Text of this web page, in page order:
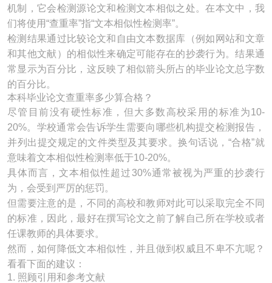
机制，它会检测源论文和检测文本相似之处。在本文中，我
们将使用“查重率”指“文本相似性检测率”。
检测结果通过比较论文和自由文本数据库（例如网站和文章
和其他文献）的相似性来确定可能存在的抄袭行为。结果通
常显示为百分比，这反映了相似箭头所占的毕业论文总字数
的百分比。
本科毕业论文查重率多少算合格？
尽管目前没有硬性标准，但大多数高校采用的标准为10-
20%。学校通常会告诉学生需要向哪些机构提交检测报告，
并列出提交规定的文件类型及其要求。换句话说，“合格”就
意味着文本相似性检测率低于10-20%。
具体而言，文本相似性超过30%通常被视为严重的抄袭行
为，会受到严厉的惩罚。
但需要注意的是，不同的高校和教师对此可以采取完全不同
的标准，因此，最好在撰写论文之前了解自己所在学校或者
任课教师的具体要求。
然而，如何降低文本相似性，并且做到权威且不卑不亢呢？
看看下面的建议：
1. 照顾引用和参考文献